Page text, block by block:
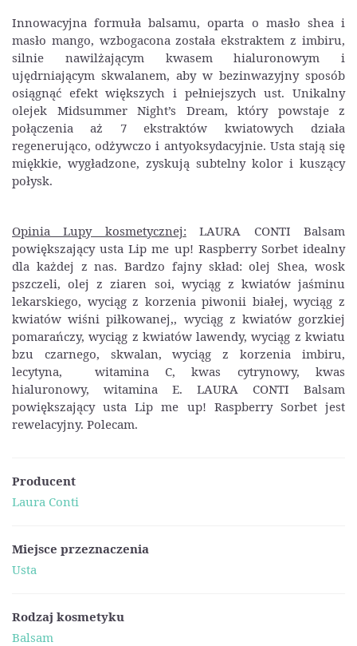
Innowacyjna formuła balsamu, oparta o masło shea i
masło mango, wzbogacona została ekstraktem z imbiru,
silnie nawilżającym kwasem hialuronowym i
ujędrniającym skwalanem, aby w bezinwazyjny sposób
osiągnąć efekt większych i pełniejszych ust. Unikalny
olejek Midsummer Night’s Dream, który powstaje z
połączenia aż 7 ekstraktów kwiatowych działa
regenerująco, odżywczo i antyoksydacyjnie. Usta stają się
miękkie, wygładzone, zyskują subtelny kolor i kuszący
połysk.
Opinia Lupy kosmetycznej: LAURA CONTI Balsam
powiększający usta Lip me up! Raspberry Sorbet idealny
dla każdej z nas.Bardzo fajny skład: olej Shea, wosk
pszczeli, olej z ziaren soi, wyciąg z kwiatów jaśminu
lekarskiego, wyciąg z korzenia piwonii białej, wyciąg z
kwiatów wiśni piłkowanej,, wyciąg z kwiatów gorzkiej
pomarańczy, wyciąg z kwiatów lawendy, wyciąg z kwiatu
bzu czarnego, skwalan, wyciąg z korzenia imbiru,
lecytyna, witamina C, kwas cytrynowy, kwas
hialuronowy, witamina E. LAURA CONTI Balsam
powiększający usta Lip me up! Raspberry Sorbet jest
rewelacyjny. Polecam.
Producent
Laura Conti
Miejsce przeznaczenia
Usta
Rodzaj kosmetyku
Balsam